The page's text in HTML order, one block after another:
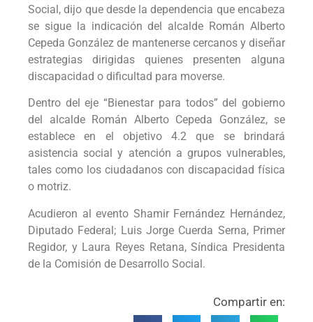
Social, dijo que desde la dependencia que encabeza
se sigue la indicación del alcalde Román Alberto
Cepeda González de mantenerse cercanos y diseñar
estrategias dirigidas quienes presenten alguna
discapacidad o dificultad para moverse.
Dentro del eje “Bienestar para todos” del gobierno
del alcalde Román Alberto Cepeda González, se
establece en el objetivo 4.2 que se brindará
asistencia social y atención a grupos vulnerables,
tales como los ciudadanos con discapacidad física
o motriz.
Acudieron al evento Shamir Fernández Hernández,
Diputado Federal; Luis Jorge Cuerda Serna, Primer
Regidor, y Laura Reyes Retana, Síndica Presidenta
de la Comisión de Desarrollo Social.
Compartir en: